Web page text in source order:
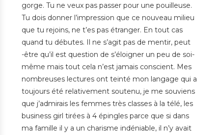
gorge. Tu ne veux pas passer pour une pouilleuse.
Tu dois donner l’impression que ce nouveau milieu
que tu rejoins, ne t’es pas étranger. En tout cas
quand tu débutes. Il ne s’agit pas de mentir, peut
-être qu’il est question de s’éloigner un peu de soi-
même mais tout cela n’est jamais conscient. Mes
nombreuses lectures ont teinté mon langage qui a
toujours été relativement soutenu, je me souviens
que j’admirais les femmes très classes à la télé, les
business girl tirées à 4 épingles parce que si dans
ma famille il y a un charisme indéniable, il n’y avait